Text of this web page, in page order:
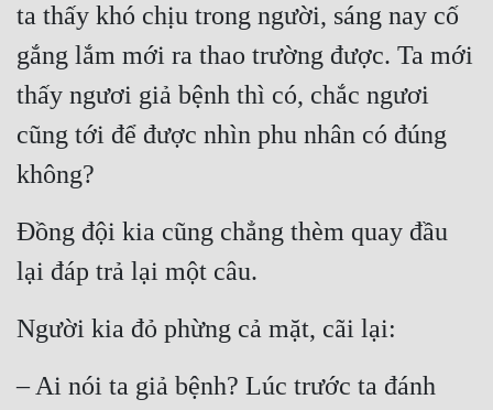
Học Đường
Khoa Huyễn
Kinh Dị
Kỳ Huyễn
Linh Dị
Làm Giàu
ta thấy khó chịu trong người, sáng nay cố
gắng lắm mới ra thao trường được. Ta mới
thấy ngươi giả bệnh thì có, chắc ngươi
cũng tới để được nhìn phu nhân có đúng
không?
Đồng đội kia cũng chẳng thèm quay đầu
lại đáp trả lại một câu.
Người kia đỏ phừng cả mặt, cãi lại:
– Ai nói ta giả bệnh? Lúc trước ta đánh